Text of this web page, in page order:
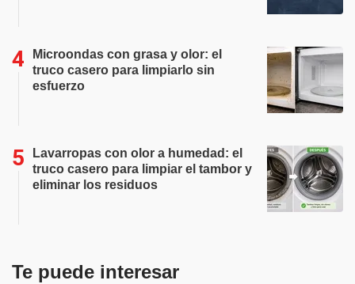
Microondas con grasa y olor: el
truco casero para limpiarlo sin
esfuerzo
Lavarropas con olor a humedad: el
truco casero para limpiar el tambor y
eliminar los residuos
Te puede interesar